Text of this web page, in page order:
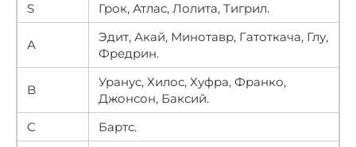
S
Грок, Атлас, Лолита, Тигрил.
А
Эдит, Акай, Минотавр, Гатоткача, Глу,
Фредрин.
B
Уранус, Хилос, Хуфра, Франко,
Джонсон, Баксий.
C
Бартс.